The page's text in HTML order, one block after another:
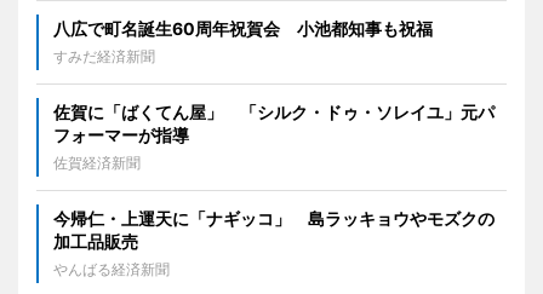
八広で町名誕生60周年祝賀会 小池都知事も祝福
すみだ経済新聞
佐賀に「ばくてん屋」 「シルク・ドゥ・ソレイユ」元パ
フォーマーが指導
佐賀経済新聞
今帰仁・上運天に「ナギッコ」 島ラッキョウやモズクの
加工品販売
やんばる経済新聞